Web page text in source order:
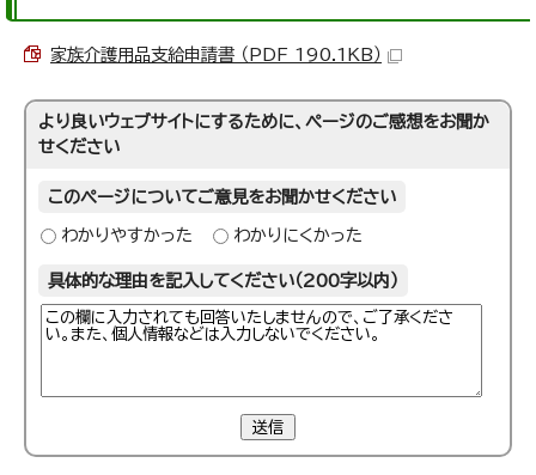
家族介護用品支給申請書 （PDF 190.1KB）
より良いウェブサイトにするために、ページのご感想をお聞か
せください
このページについてご意見をお聞かせください
わかりやすかった わかりにくかった
具体的な理由を記入してください（200字以内）
送信